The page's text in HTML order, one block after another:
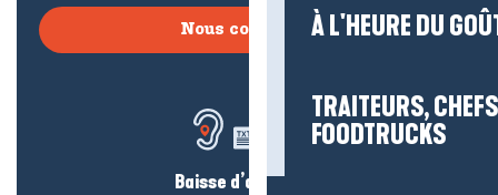
À L'HEURE DU
TRAITEURS,
FOODTRUCKS
Nous contacter
Baisse d’audition ?